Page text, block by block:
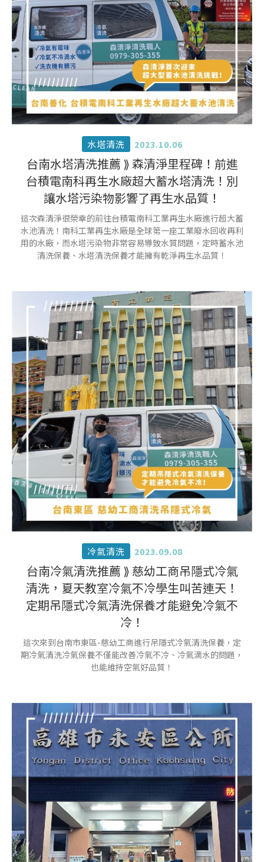
水塔清洗 2023.10.06
台南水塔清洗推薦 ⟫ 森清淨里程碑！前進
台積電南科再生水廠超大蓄水塔清洗！別
讓水塔污染物影響了再生水品質！
這次森清淨很榮幸的前往台積電南科工業再生水廠進行超大蓄
水池清洗！南科工業再生水廠是全球第一座工業廢水回收再利
用的水廠，而水塔污染物非常容易導致水質問題，定時蓄水池
清洗保養、水塔清洗保養才能擁有乾淨再生水品質！
冷氣清洗 2023.09.08
台南冷氣清洗推薦 ⟫ 慈幼工商吊隱式冷氣
清洗，夏天教室冷氣不冷學生叫苦連天！
定期吊隱式冷氣清洗保養才能避免冷氣不
冷！
這次來到台南市東區-慈幼工商進行吊隱式冷氣清洗保養，定
期冷氣清洗冷氣保養不僅能改善冷氣不冷、冷氣滴水的問題，
也能維持空氣好品質！